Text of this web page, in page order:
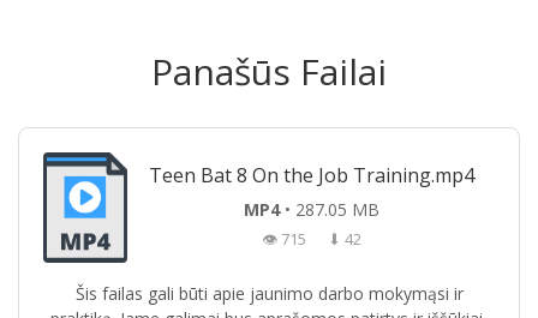
Panašūs Failai
Teen Bat 8 On the Job Training.mp4
MP4• 287.05 MB
👁 715 ⬇ 42
Šis failas gali būti apie jaunimo darbo mokymąsi ir